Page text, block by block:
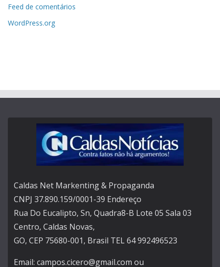
Feed de comentários
WordPress.org
Caldas Net Markenting & Propaganda
CNPJ 37.890.159/0001-39 Endereço
Rua Do Eucalipto, Sn, Quadra8-B Lote 05 Sala 03
Centro, Caldas Novas,
GO, CEP 75680-001, Brasil TEL 64 992496523
Email: campos.cicero@gmail.com ou